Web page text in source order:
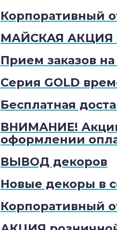
Корпоративный
МАЙСКАЯ АКЦИЯ
Прием заказов
Серия GOLD
Бесплатная
ВНИМАНИЕ!
оформлении
ВЫВОД декоров
Новые декоры в
Корпоративный